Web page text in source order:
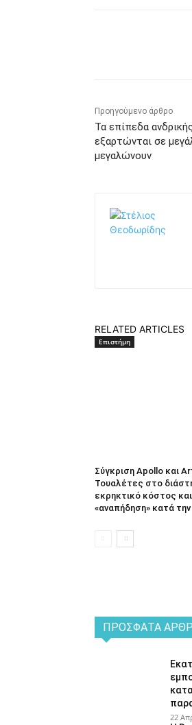
Προηγούμενο άρθρο
Τα επίπεδα
εξαρτώνται σε
μεγαλώνουν
RELATED ARTICLES
Επιστήμη
Σύγκριση Apollo και
Τουαλέτες στο
εκρηκτικό κόστος
«αναπήδηση» κατά
ΠΡΌΣΦΑΤΑ
22